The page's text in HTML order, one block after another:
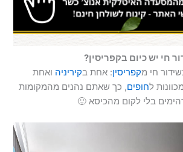
חי יש כיום בקפריסין?
קפריסין: אחת בקיריניה ואחת
לחופים, כך שאתם נהנים מהמקומות
בלי לקום מהכיסא 🙂